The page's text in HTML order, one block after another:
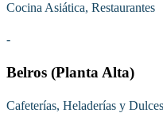
Cocina Asiática, Restaurantes
-
Belros (Planta Alta)
Cafeterías, Heladerías y